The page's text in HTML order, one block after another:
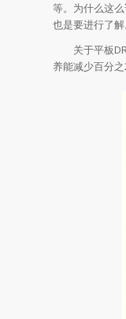
等。为什么这
也是要进行了解
关于平板DR
养能减少百分